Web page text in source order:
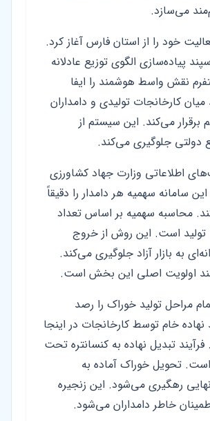
می‌سازد.
خود را از استان فارس آغاز کرد.
پیاده‌سازی الگوی توزیع عادلانه
نقش واسط هوشمند را ایفا
کارخانجات تولیدی و دامداران
برقرار می‌کند. این سیستم از
دولتی جلوگیری می‌کند.
اطلاعاتی وزارت جهاد کشاورزی
سامانه سهمیه هر دامدار را دقیقاً
محاسبه سهمیه بر اساس تعداد
تولید است. این روش از خروج
به بازار آزاد جلوگیری می‌کند.
اولویت اصلی این بخش است.
مراحل تولید خوراک را رصد
خام توسط کارخانجات در اینجا
تبدیل نهاده به کنسانتره تحت
تحویل خوراک آماده به
رهگیری می‌شود. این زنجیره
خاطر دامداران می‌شود.